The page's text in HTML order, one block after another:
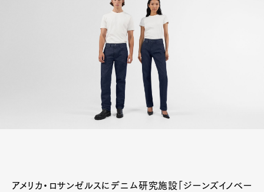
アメリカ・ロサンゼルスにデニム研究施設「ジーンズイノベー